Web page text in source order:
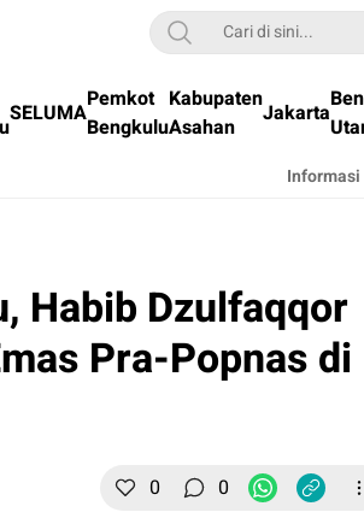
SELUMAPemkot
Bengkulu
Kabupaten
Asahan
Jakarta
Informasi
Habib Dzulfaqqor
Pra-Popnas di
0 0